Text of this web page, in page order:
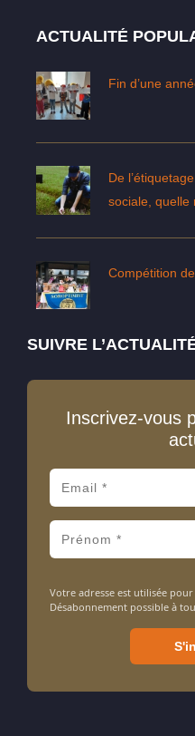
ACTUALITÉ
Fin d’une
De
sociale, quelle
Compétition
SUIVRE
Inscrivez-vous
Votre adresse est utilisée
Désabonnement possible à